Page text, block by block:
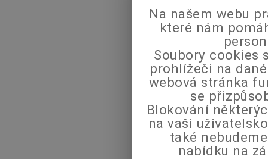
Na našem webu
které nám
Soubory cookies
prohlížeči na
webová stránka
se
Blokování
na vaši
také
nabídku na